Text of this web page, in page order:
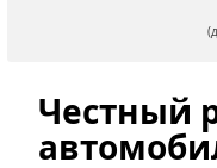
Честный